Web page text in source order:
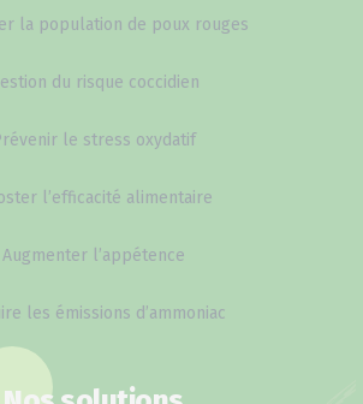
la population de poux rouges
du risque coccidien
le stress oxydatif
l’efficacité alimentaire
Augmenter l’appétence
les émissions d’ammoniac